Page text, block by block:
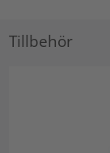
Tillbehör